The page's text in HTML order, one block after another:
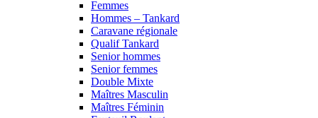
Femmes
Hommes – Tankard
Caravane régionale
Qualif Tankard
Senior hommes
Senior femmes
Double Mixte
Maîtres Masculin
Maîtres Féminin